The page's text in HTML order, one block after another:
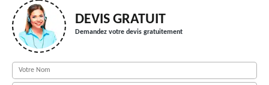
DEVIS GRATUIT
Demandez votre devis gratuitement